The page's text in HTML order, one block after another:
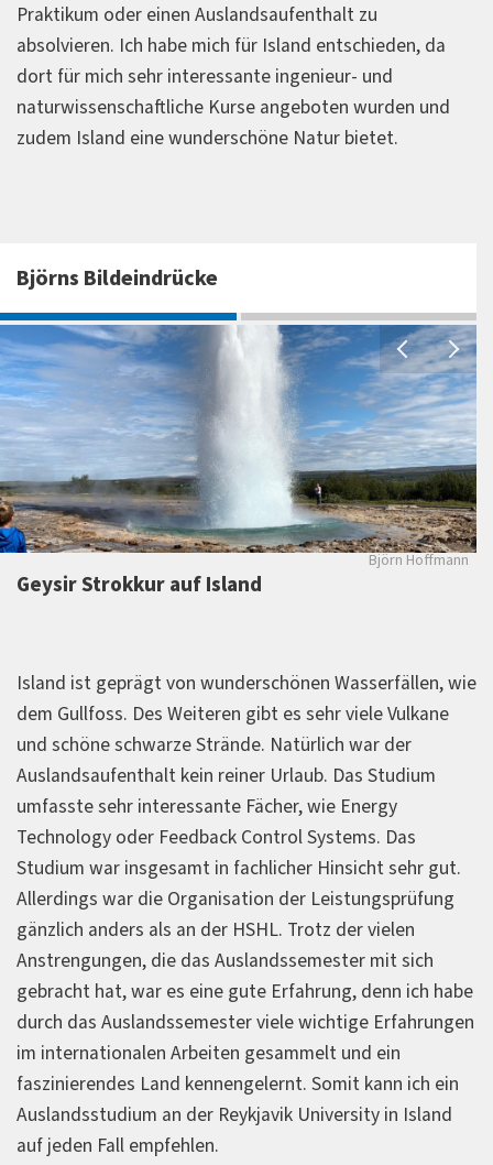
Praktikum oder einen Auslandsaufenthalt zu
absolvieren. Ich habe mich für Island entschieden, da
dort für mich sehr interessante ingenieur- und
naturwissenschaftliche Kurse angeboten wurden und
zudem Island eine wunderschöne Natur bietet.
Björns Bildeindrücke
Björn Hoffmann
Geysir Strokkur auf Island
Island ist geprägt von wunderschönen Wasserfällen, wie
dem Gullfoss. Des Weiteren gibt es sehr viele Vulkane
und schöne schwarze Strände. Natürlich war der
Auslandsaufenthalt kein reiner Urlaub. Das Studium
umfasste sehr interessante Fächer, wie Energy
Technology oder Feedback Control Systems. Das
Studium war insgesamt in fachlicher Hinsicht sehr gut.
Allerdings war die Organisation der Leistungsprüfung
gänzlich anders als an der HSHL. Trotz der vielen
Anstrengungen, die das Auslandssemester mit sich
gebracht hat, war es eine gute Erfahrung, denn ich habe
durch das Auslandssemester viele wichtige Erfahrungen
im internationalen Arbeiten gesammelt und ein
faszinierendes Land kennengelernt. Somit kann ich ein
Auslandsstudium an der Reykjavik University in Island
auf jeden Fall empfehlen.